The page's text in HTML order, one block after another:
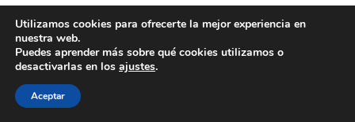
Utilizamos cookies para ofrecerte la mejor experiencia en
nuestra web.
Puedes aprender más sobre qué cookies utilizamos o
desactivarlas en los ajustes.
Aceptar